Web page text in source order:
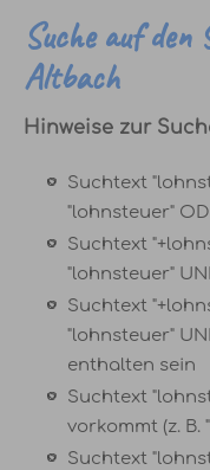
Suche auf den
Altbach
Hinweise zur
Suchtext
"lohnsteuer"
Suchtext
"lohnsteuer"
Suchtext
"lohnsteuer"
enthalten sein
Suchtext
vorkommt (z. B.
Suchtext